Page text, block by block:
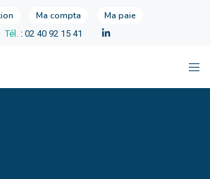
Ma compta Ma paie
Tél. : 02 40 92 15 41